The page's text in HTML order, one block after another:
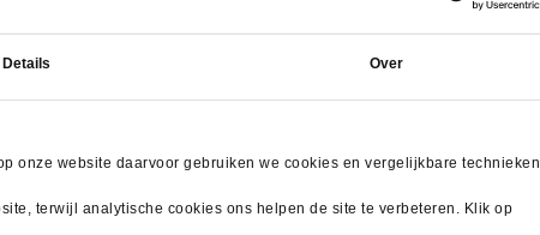
Details Over
onze website daarvoor gebruiken we cookies en vergelijkbare technieken.
terwijl analytische cookies ons helpen de site te verbeteren. Klik op